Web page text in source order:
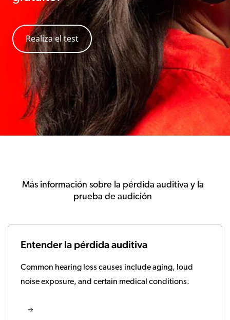
Realiza el test
Más información sobre la pérdida auditiva y la
prueba de audición
Entender la pérdida auditiva
Common hearing loss causes include aging, loud
noise exposure, and certain medical conditions.